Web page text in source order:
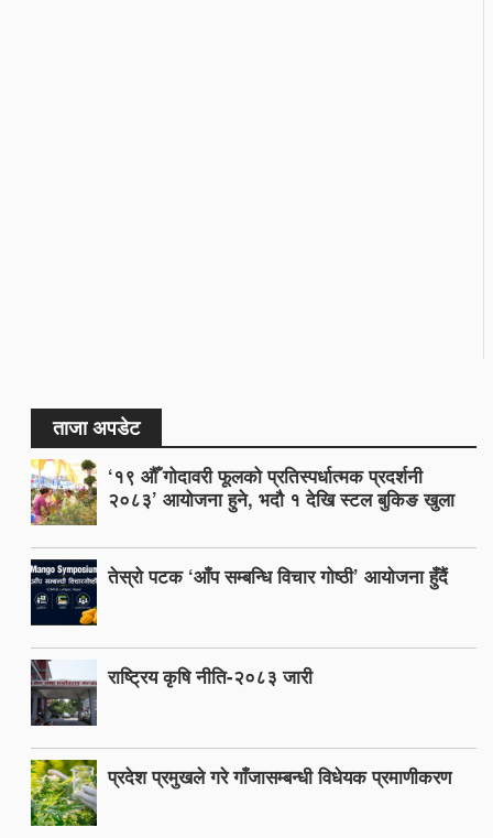
ताजा अपडेट
‘१९ औँ गोदावरी फूलको प्रतिस्पर्धात्मक प्रदर्शनी
२०८३’ आयोजना हुने, भदौ १ देखि स्टल बुकिङ खुला
तेस्रो पटक ‘आँप सम्बन्धि विचार गोष्ठी’ आयोजना हुँदैं
राष्ट्रिय कृषि नीति-२०८३ जारी
प्रदेश प्रमुखले गरे गाँजासम्बन्धी विधेयक प्रमाणीकरण